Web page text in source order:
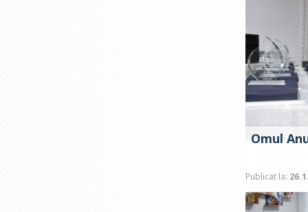
Omul
Publicat la: